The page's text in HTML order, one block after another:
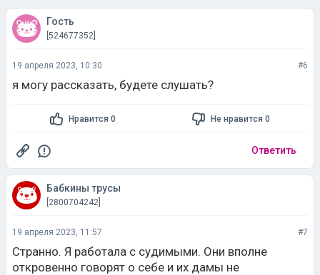
Гость
[524677352]
19 апреля 2023, 10:30 #6
я могу рассказать, будете слушать?
Нравится 0 Не нравится 0
Ответить
Бабкины трусы
[2800704242]
19 апреля 2023, 11:57 #7
Странно. Я работала с судимыми. Они вполне
откровенно говорят о себе и их дамы не